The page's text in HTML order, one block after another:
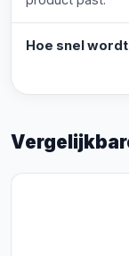
Hoe snel